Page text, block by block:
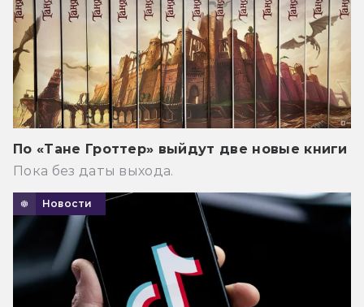
По «Тане Гроттер» выйдут две новые книги
Пока без даты выхода.
Новости